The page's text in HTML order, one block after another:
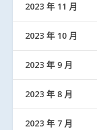
2023 年 11 月
2023 年 10 月
2023 年 9 月
2023 年 8 月
2023 年 7 月